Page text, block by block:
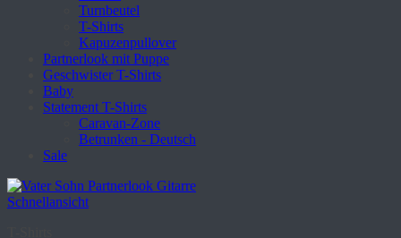
Turnbeutel
T-Shirts
Kapuzenpullover
Partnerlook mit Puppe
Geschwister T-Shirts
Baby
Statement T-Shirts
Caravan-Zone
Betrunken - Deutsch
Sale
Schnellansicht